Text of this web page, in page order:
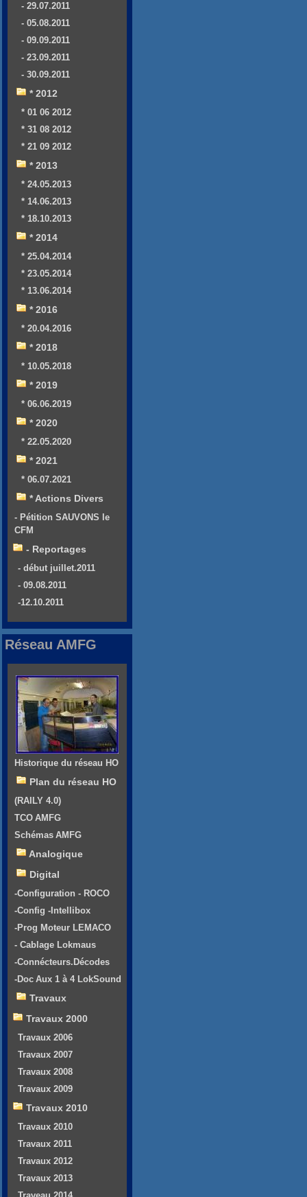
- 29.07.2011
- 05.08.2011
- 09.09.2011
- 23.09.2011
- 30.09.2011
* 2012
* 01 06 2012
* 31 08 2012
* 21 09 2012
* 2013
* 24.05.2013
* 14.06.2013
* 18.10.2013
* 2014
* 25.04.2014
* 23.05.2014
* 13.06.2014
* 2016
* 20.04.2016
* 2018
* 10.05.2018
* 2019
* 06.06.2019
* 2020
* 22.05.2020
* 2021
* 06.07.2021
* Actions Divers
- Pétition SAUVONS le
CFM
- Reportages
- début juillet.2011
- 09.08.2011
-12.10.2011
Réseau AMFG
Historique du réseau HO
Plan du réseau HO
(RAILY 4.0)
TCO AMFG
Schémas AMFG
Analogique
Digital
-Configuration - ROCO
-Config -Intellibox
-Prog Moteur LEMACO
- Cablage Lokmaus
-Connécteurs.Décodes
-Doc Aux 1 à 4 LokSound
Travaux
Travaux 2000
Travaux 2006
Travaux 2007
Travaux 2008
Travaux 2009
Travaux 2010
Travaux 2010
Travaux 2011
Travaux 2012
Travaux 2013